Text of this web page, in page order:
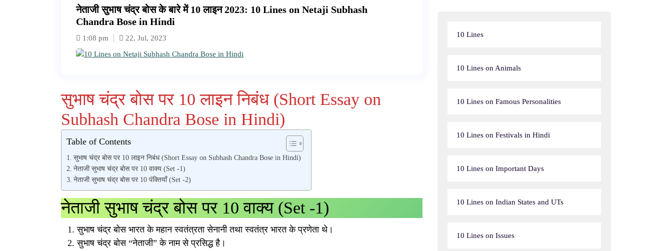
नेताजी सुभाष चंद्र बोस के बारे में 10 लाइन 2023: 10 Lines on Netaji Subhash
Chandra Bose in Hindi
1:08 pm 22, Jul, 2023
सुभाष चंद्र बोस पर 10 लाइन निबंध (Short Essay on
Subhash Chandra Bose in Hindi)
Table of Contents
सुभाष चंद्र बोस पर 10 लाइन निबंध (Short Essay on Subhash Chandra Bose in Hindi)
नेताजी सुभाष चंद्र बोस पर 10 वाक्य (Set -1)
नेताजी सुभाष चंद्र बोस पर 10 पंक्तियाँ (Set -2)
नेताजी सुभाष चंद्र बोस पर 10 वाक्य (Set -1)
सुभाष चंद्र बोस भारत के महान स्वतंत्रता सेनानी तथा स्वतंत्र भारत के प्रणेता थे।
सुभाष चंद्र बोस “नेताजी” के नाम से प्रसिद्ध है।
10 Lines
10 Lines on Animals
10 Lines on Famous Personalities
10 Lines on Festivals in Hindi
10 Lines on Important Days
10 Lines on Indian States and UTs
10 Lines on Issues